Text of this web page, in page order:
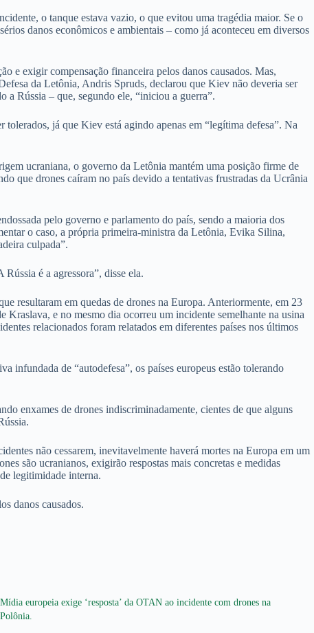
o tanque estava vazio, o que evitou uma tragédia maior. Se o
danos econômicos e ambientais – como já aconteceu em diversos
e exigir compensação financeira pelos danos causados. Mas,
da Letônia, Andris Spruds, declarou que Kiev não deveria ser
a Rússia – que, segundo ele, “iniciou a guerra”.
já que Kiev está agindo apenas em “legítima defesa”. Na
ucraniana, o governo da Letônia mantém uma posição firme de
que drones caíram no país devido a tentativas frustradas da Ucrânia
pelo governo e parlamento do país, sendo a maioria dos
o caso, a própria primeira-ministra da Letônia, Evika Silina,
culpada”.
é a agressora”, disse ela.
resultaram em quedas de drones na Europa. Anteriormente, em 23
e no mesmo dia ocorreu um incidente semelhante na usina
relacionados foram relatados em diferentes países nos últimos
infundada de “autodefesa”, os países europeus estão tolerando
enxames de drones indiscriminadamente, cientes de que alguns
não cessarem, inevitavelmente haverá mortes na Europa em um
são ucranianos, exigirão respostas mais concretas e medidas
legitimidade interna.
danos causados.
Mídia europeia exige ‘resposta’ da OTAN ao incidente com drones na
Polônia.